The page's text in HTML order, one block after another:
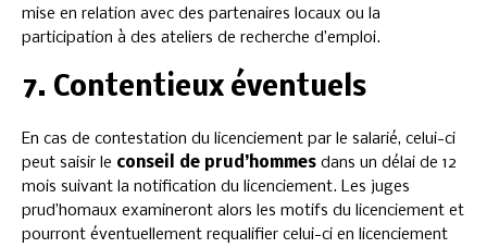
mise en relation avec des partenaires locaux ou la
participation à des ateliers de recherche d’emploi.
7. Contentieux éventuels
En cas de contestation du licenciement par le salarié, celui-ci
peut saisir le conseil de prud’hommes dans un délai de 12
mois suivant la notification du licenciement. Les juges
prud’homaux examineront alors les motifs du licenciement et
pourront éventuellement requalifier celui-ci en licenciement